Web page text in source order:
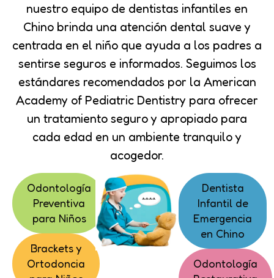
nuestro equipo de dentistas infantiles en
Chino brinda una atención dental suave y
centrada en el niño que ayuda a los padres a
sentirse seguros e informados. Seguimos los
estándares recomendados por la American
Academy of Pediatric Dentistry para ofrecer
un tratamiento seguro y apropiado para
cada edad en un ambiente tranquilo y
acogedor.
Odontología
Preventiva
para Niños
Brackets y
Ortodoncia
Dentista
Infantil de
Emergencia
en Chino
Odontología